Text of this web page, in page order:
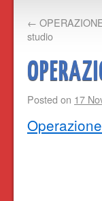
←
studio
Posted on 17